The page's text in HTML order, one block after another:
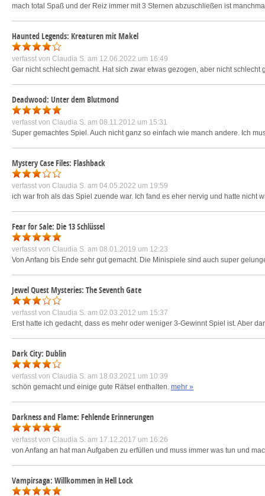
mach total Spaß und der Reiz immer mit 3 Sternen abzuschließen ist
Haunted Legends: Kreaturen mit Makel
verfasst von Claudia S. am 12.06.2022 um 16:49
Gar nicht schlecht gemacht. Hat sich zwar etwas gezogen, aber nicht
Deadwood: Unter dem Blutmond
verfasst von Claudia S. am 08.11.2012 um 15:31
Super gemachtes Spiel. Auch nicht ganz so einfach wie manch andere. Ich
Mystery Case Files: Flashback
verfasst von Claudia S. am 04.05.2022 um 19:59
ich war froh als das Spiel zuende war. Ich fand es eher nervig und hatte nicht
Fear for Sale: Die 13 Schlüssel
verfasst von Claudia S. am 08.01.2019 um 12:23
Von Anfang bis Ende sehr gut gemacht. Die Minispiele sind auch super
Jewel Quest Mysteries: The Seventh Gate
verfasst von Claudia S. am 02.03.2012 um 15:37
Erst hatte ich gedacht, dass es mehr oder weniger 3-Gewinnt Spiel ist. Aber
Dark City: Dublin
verfasst von Claudia S. am 18.03.2021 um 10:39
schön gemacht und einige gute Rätsel enthalten. mehr »
Darkness and Flame: Fehlende Erinnerungen
verfasst von Claudia S. am 17.12.2017 um 16:26
von Anfang an hat man Aufgaben zu erfüllen und muss immer was tun und
Vampirsaga: Willkommen in Hell Lock